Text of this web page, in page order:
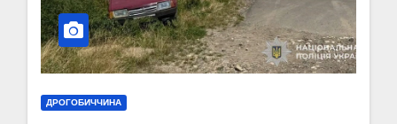
ДРОГОБИЧЧИНА